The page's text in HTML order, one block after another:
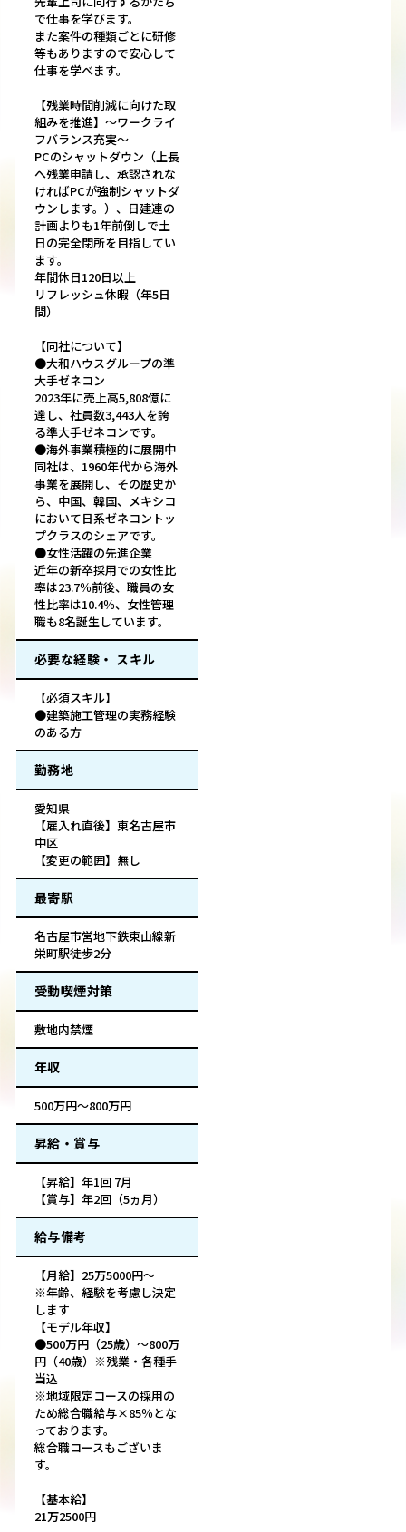
で仕事を学びます。
また案件の種類ごとに研修
等もありますので安心して
仕事を学べます。
【残業時間削減に向けた取
組みを推進】～ワークライ
フバランス充実～
PCのシャットダウン（上長
へ残業申請し、承認されな
ければPCが強制シャットダ
ウンします。）、日建連の
計画よりも1年前倒しで土
日の完全閉所を目指してい
ます。
年間休日120日以上
リフレッシュ休暇（年5日
間）
【同社について】
●大和ハウスグループの準
大手ゼネコン
2023年に売上高5,808億に
達し、社員数3,443人を誇
る準大手ゼネコンです。
●海外事業積極的に展開中
同社は、1960年代から海外
事業を展開し、その歴史か
ら、中国、韓国、メキシコ
において日系ゼネコントッ
プクラスのシェアです。
●女性活躍の先進企業
近年の新卒採用での女性比
率は23.7％前後、職員の女
性比率は10.4％、女性管理
職も8名誕生しています。
必要な経験・ スキル
【必須スキル】
●建築施工管理の実務経験
のある方
勤務地
愛知県
【雇入れ直後】東名古屋市
中区
【変更の範囲】無し
最寄駅
名古屋市営地下鉄東山線新
栄町駅徒歩2分
受動喫煙対策
敷地内禁煙
年収
500万円～800万円
昇給・賞与
【昇給】年1回 7月
【賞与】年2回（5ヵ月）
給与備考
【月給】25万5000円～
※年齢、経験を考慮し決定
します
【モデル年収】
●500万円（25歳）～800万
円（40歳）※残業・各種手
当込
※地域限定コースの採用の
ため総合職給与×85％とな
っております。
総合職コースもございま
す。
【基本給】
21万2500円